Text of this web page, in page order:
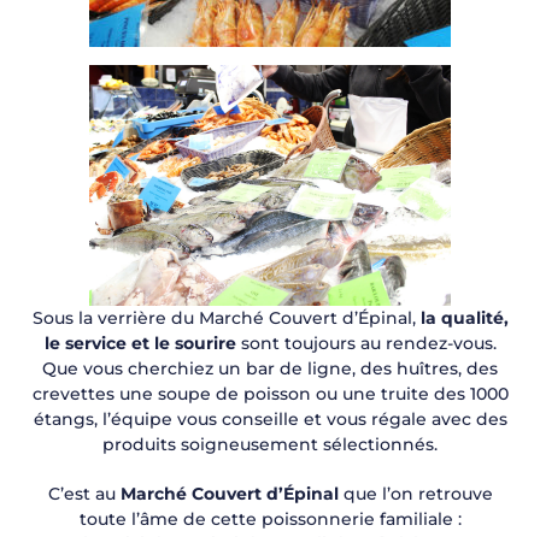
Sous la verrière du Marché Couvert d’Épinal, la qualité,
le service et le souriresont toujours au rendez-vous.
Que vous cherchiez un bar de ligne, des huîtres, des
crevettes une soupe de poisson ou une truite des 1000
étangs, l’équipe vous conseille et vous régale avec des
produits soigneusement sélectionnés.
C’est au Marché Couvert d’Épinalque l’on retrouve
toute l’âme de cette poissonnerie familiale :